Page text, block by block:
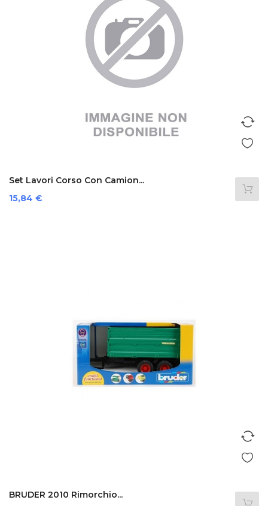
Set Lavori Corso Con Camion...
Prezzo
15,84 €
BRUDER 2010 Rimorchio...